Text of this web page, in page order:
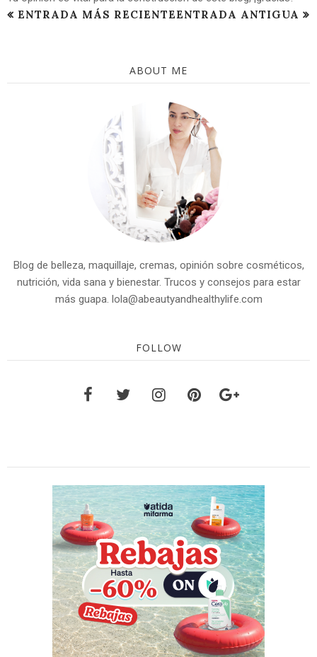
ENTRADA MÁS RECIENTEENTRADA ANTIGUA
ABOUT ME
Blog de belleza, maquillaje, cremas, opinión sobre cosméticos,
nutrición, vida sana y bienestar. Trucos y consejos para estar
más guapa. lola@abeautyandhealthylife.com
FOLLOW